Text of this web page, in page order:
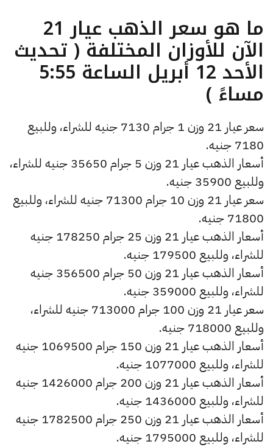
ما هو سعر الذهب عيار 21
الآن للأوزان المختلفة ( تحديث
الأحد 12 أبريل الساعة 5:55
مساءً )
سعر عيار 21 وزن 1 جرام 7130 جنيه للشراء، وللبيع
7180 جنيه.
أسعار الذهب عيار 21 وزن 5 جرام 35650 جنيه للشراء،
وللبيع 35900 جنيه.
سعر عيار 21 وزن 10 جرام 71300 جنيه للشراء، وللبيع
71800 جنيه.
أسعار الذهب عيار 21 وزن 25 جرام 178250 جنيه
للشراء، وللبيع 179500 جنيه.
أسعار الذهب عيار 21 وزن 50 جرام 356500 جنيه
للشراء، وللبيع 359000 جنيه.
سعر عيار 21 وزن 100 جرام 713000 جنيه للشراء،
وللبيع 718000 جنيه.
أسعار الذهب عيار 21 وزن 150 جرام 1069500 جنيه
للشراء، وللبيع 1077000 جنيه.
أسعار الذهب عيار 21 وزن 200 جرام 1426000 جنيه
للشراء، وللبيع 1436000 جنيه.
أسعار الذهب عيار 21 وزن 250 جرام 1782500 جنيه
للشراء، وللبيع 1795000 جنيه.